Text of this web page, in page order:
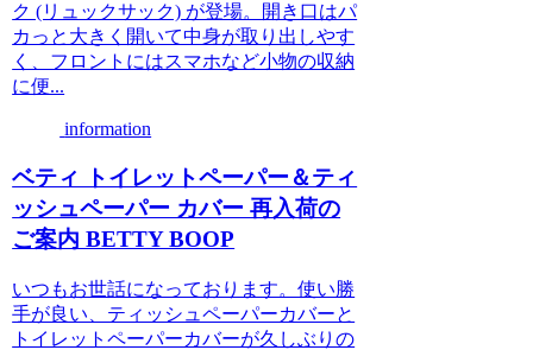
ク (リュックサック) が登場。開き口はパ
カっと大きく開いて中身が取り出しやす
く、フロントにはスマホなど小物の収納
に便...
information
ベティ トイレットペーパー＆ティ
ッシュペーパー カバー 再入荷の
ご案内 BETTY BOOP
いつもお世話になっております。使い勝
手が良い、ティッシュペーパーカバーと
トイレットペーパーカバーが久しぶりの